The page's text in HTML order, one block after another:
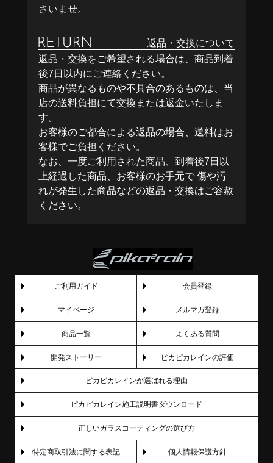
さいませ。
返品・交換について
返品・交換をご希望される場合は、商品到着
後7日以内にご連絡ください。
商品が異なるものや不具合のあるものは、当
店の送料負担にて交換または返金いたしま
す。
お客様のご都合による返品の場合、送料はお
客様でご負担ください。
なお、一度ご利用された商品、到着後7日以
上経過した商品、お客様のお手元で 傷や汚
れが発生した商品などの返品・交換はご容赦
ください。
ご利用ガイド 会員登録
マイページ メルマガ登録
商品一覧 よくある質問
開発ストーリー ピカピカレインの評価
ピカピカレインが選ばれる理由
ピカピカレイン施工説明書ダウンロード
正しいガラスコーティングの選び方
特定商取引法に関する表記 個人情報保護方針